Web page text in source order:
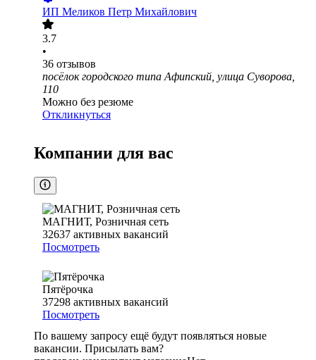
ИП Меликов Петр Михайлович
3.7
•
36 отзывов
посёлок городского типа Афипский, улица Суворова,
110
Можно без резюме
Откликнуться
Компании для вас
МАГНИТ, Розничная сеть
32637 активных вакансий
Посмотреть
Пятёрочка
37298 активных вакансий
Посмотреть
По вашему запросу ещё будут появляться новые
вакансии. Присылать вам?